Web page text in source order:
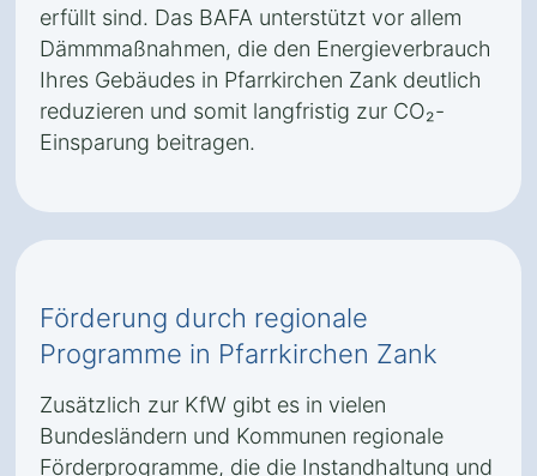
erfüllt sind. Das BAFA unterstützt vor allem
Dämmmaßnahmen, die den Energieverbrauch
Ihres Gebäudes in Pfarrkirchen Zank deutlich
reduzieren und somit langfristig zur CO₂-
Einsparung beitragen.
Förderung durch regionale
Programme in Pfarrkirchen Zank
Zusätzlich zur KfW gibt es in vielen
Bundesländern und Kommunen regionale
Förderprogramme, die die Instandhaltung und